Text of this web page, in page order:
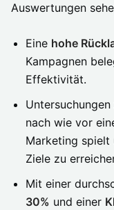
Auswertungen
Eine hohe
Kampagnen
Effektivität.
nach wie vor
Marketing spielt
Ziele zu
Mit einer
30% und einer